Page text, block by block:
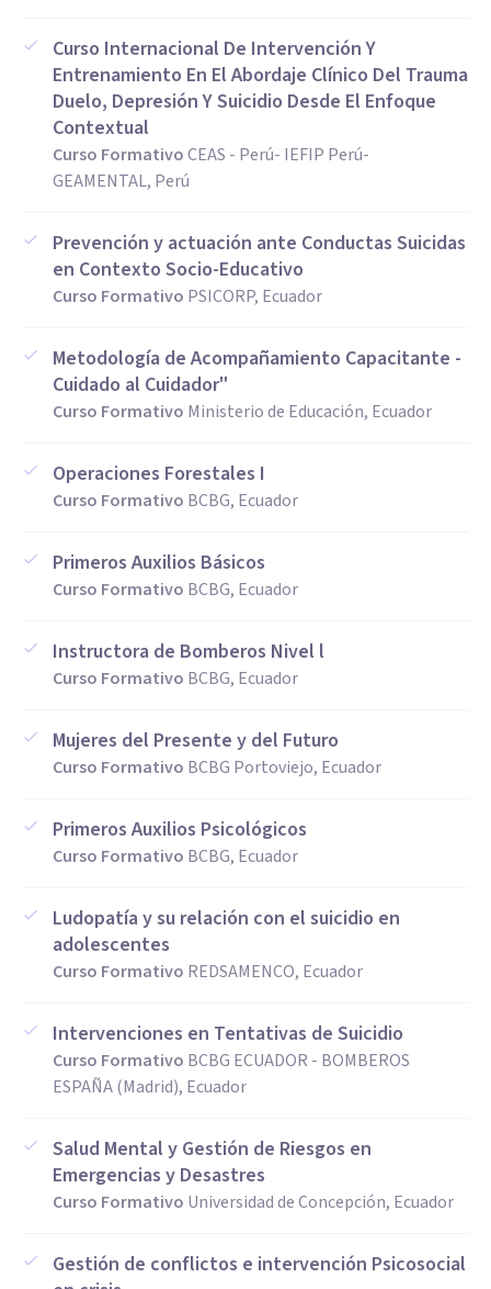
Curso Internacional De Intervención Y
Entrenamiento En El Abordaje Clínico Del Trauma
Duelo, Depresión Y Suicidio Desde El Enfoque
Contextual
Curso FormativoCEAS - Perú- IEFIP Perú-
GEAMENTAL, Perú
Prevención y actuación ante Conductas Suicidas
en Contexto Socio-Educativo
Curso Formativo PSICORP, Ecuador
Metodología de Acompañamiento Capacitante -
Cuidado al Cuidador"
Curso Formativo Ministerio de Educación, Ecuador
Operaciones Forestales I
Curso Formativo BCBG, Ecuador
Primeros Auxilios Básicos
Curso Formativo BCBG, Ecuador
Instructora de Bomberos Nivel l
Curso Formativo BCBG, Ecuador
Mujeres del Presente y del Futuro
Curso Formativo BCBG Portoviejo, Ecuador
Primeros Auxilios Psicológicos
Curso Formativo BCBG, Ecuador
Ludopatía y su relación con el suicidio en
adolescentes
Curso Formativo REDSAMENCO, Ecuador
Intervenciones en Tentativas de Suicidio
Curso Formativo BCBG ECUADOR - BOMBEROS
ESPAÑA (Madrid), Ecuador
Salud Mental y Gestión de Riesgos en
Emergencias y Desastres
Curso Formativo Universidad de Concepción, Ecuador
Gestión de conflictos e intervención Psicosocial